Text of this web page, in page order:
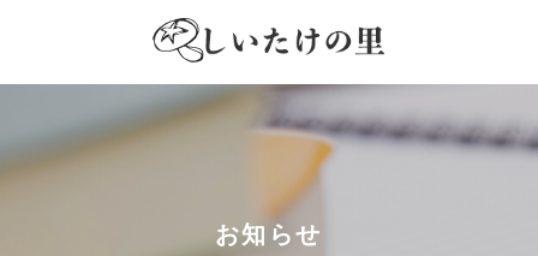
お知らせ